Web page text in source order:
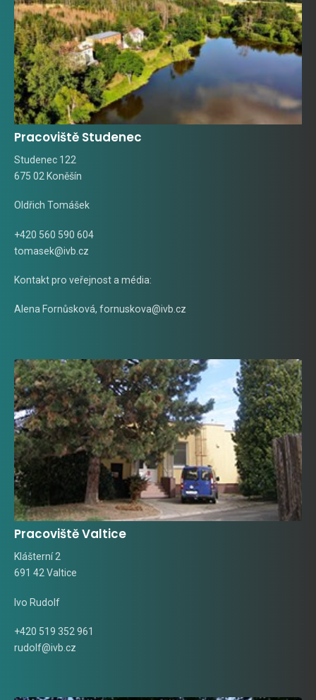
Pracoviště Studenec
Studenec 122
675 02 Koněšín
Oldřich Tomášek
+420 560 590 604
tomasek@ivb.cz
Kontakt pro veřejnost a média:
Alena Fornůsková, fornuskova@ivb.cz
Pracoviště Valtice
Klášterní 2
691 42 Valtice
Ivo Rudolf
+420 519 352 961
rudolf@ivb.cz